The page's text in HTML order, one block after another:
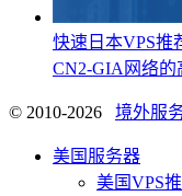
快速日本VPS推
CN2-GIA网络的
© 2010-2026 境外服
美国服务器
美国VPS